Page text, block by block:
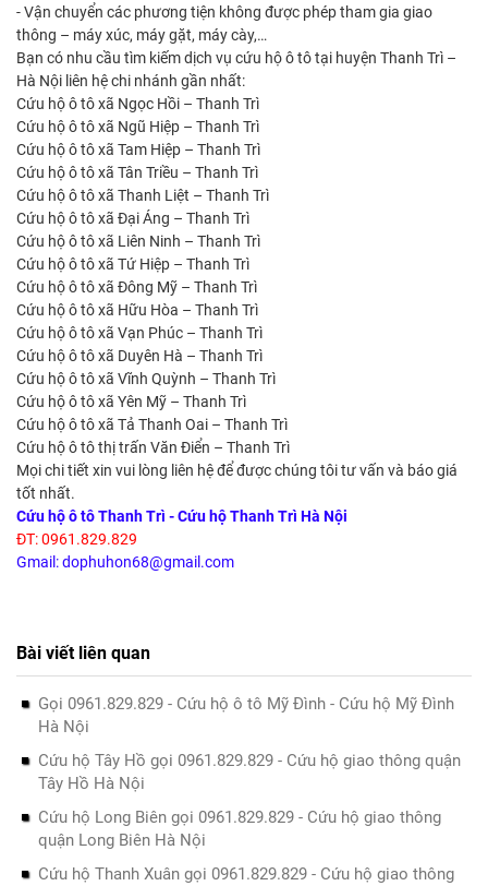
- Vận chuyển các phương tiện không được phép tham gia giao
thông – máy xúc, máy gặt, máy cày,…
Bạn có nhu cầu tìm kiếm dịch vụ cứu hộ ô tô tại huyện Thanh Trì –
Hà Nội liên hệ chi nhánh gần nhất:
Cứu hộ ô tô xã Ngọc Hồi – Thanh Trì
Cứu hộ ô tô xã Ngũ Hiệp – Thanh Trì
Cứu hộ ô tô xã Tam Hiệp – Thanh Trì
Cứu hộ ô tô xã Tân Triều – Thanh Trì
Cứu hộ ô tô xã Thanh Liệt – Thanh Trì
Cứu hộ ô tô xã Đại Áng – Thanh Trì
Cứu hộ ô tô xã Liên Ninh – Thanh Trì
Cứu hộ ô tô xã Tứ Hiệp – Thanh Trì
Cứu hộ ô tô xã Đông Mỹ – Thanh Trì
Cứu hộ ô tô xã Hữu Hòa – Thanh Trì
Cứu hộ ô tô xã Vạn Phúc – Thanh Trì
Cứu hộ ô tô xã Duyên Hà – Thanh Trì
Cứu hộ ô tô xã Vĩnh Quỳnh – Thanh Trì
Cứu hộ ô tô xã Yên Mỹ – Thanh Trì
Cứu hộ ô tô xã Tả Thanh Oai – Thanh Trì
Cứu hộ ô tô thị trấn Văn Điển – Thanh Trì
Mọi chi tiết xin vui lòng liên hệ để được chúng tôi tư vấn và báo giá
tốt nhất.
Cứu hộ ô tô Thanh Trì - Cứu hộ Thanh Trì Hà Nội
ĐT: 0961.829.829
Gmail: dophuhon68@gmail.com
Bài viết liên quan
Gọi 0961.829.829 - Cứu hộ ô tô Mỹ Đình - Cứu hộ Mỹ Đình
Hà Nội
Cứu hộ Tây Hồ gọi 0961.829.829 - Cứu hộ giao thông quận
Tây Hồ Hà Nội
Cứu hộ Long Biên gọi 0961.829.829 - Cứu hộ giao thông
quận Long Biên Hà Nội
Cứu hộ Thanh Xuân gọi 0961.829.829 - Cứu hộ giao thông